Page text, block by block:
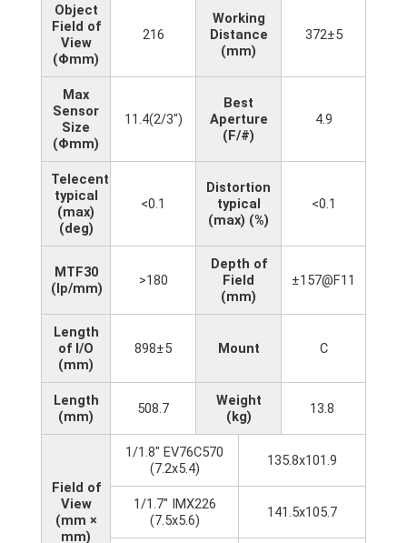
Object
Field of
View
(Φmm)
216
Working
Distance
(mm)
372±5
Max
Sensor
Size
(Φmm)
11.4(2/3")
Best
Aperture
(F/#)
4.9
Telecentricity
typical
(max)
(deg)
<0.1
Distortion
typical
(max) (%)
<0.1
MTF30
(lp/mm)
>180
Depth of
Field
(mm)
±157@F11
Length
of I/O
(mm)
898±5 Mount C
Length
(mm)
508.7
Weight
(kg)
13.8
Field of
View
(mm ×
mm)
1/1.8" EV76C570
(7.2x5.4)
135.8x101.9
1/1.7" IMX226
(7.5x5.6)
141.5x105.7